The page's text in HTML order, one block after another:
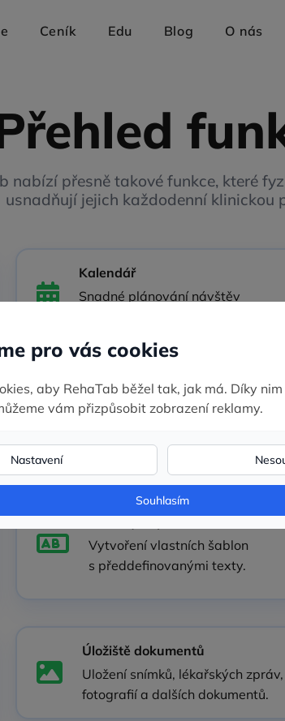
Ceník Edu Blog O nás
nabízí přesně takové funkce, které
usnadňují jejich každodenní klinickou
Kalendář
Snadné plánování návštěv
Vyúčtování pro pojišťovny
Možnost vykazování kódů výkonů
Šablony zápisů
Vytvoření vlastních šablon
s předdefinovanými texty.
Úložiště dokumentů
Uložení snímků, lékařských zpráv,
fotografií a dalších dokumentů.